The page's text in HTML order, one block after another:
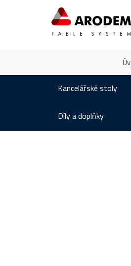
Kancelářské stoly
Díly a doplňky